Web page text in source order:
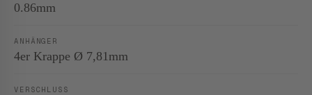
0.86mm
ANHÄNGER
4er Krappe Ø 7,81mm
VERSCHLUSS